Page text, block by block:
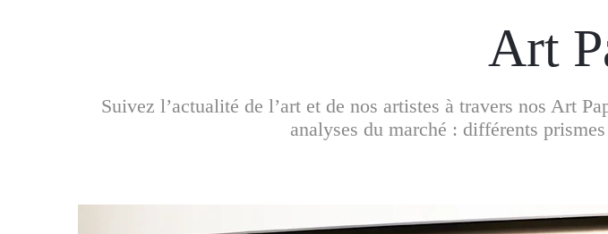
Art
Suivez l’actualité de l’art et de nos artistes à travers nos Art
analyses du marché : différents